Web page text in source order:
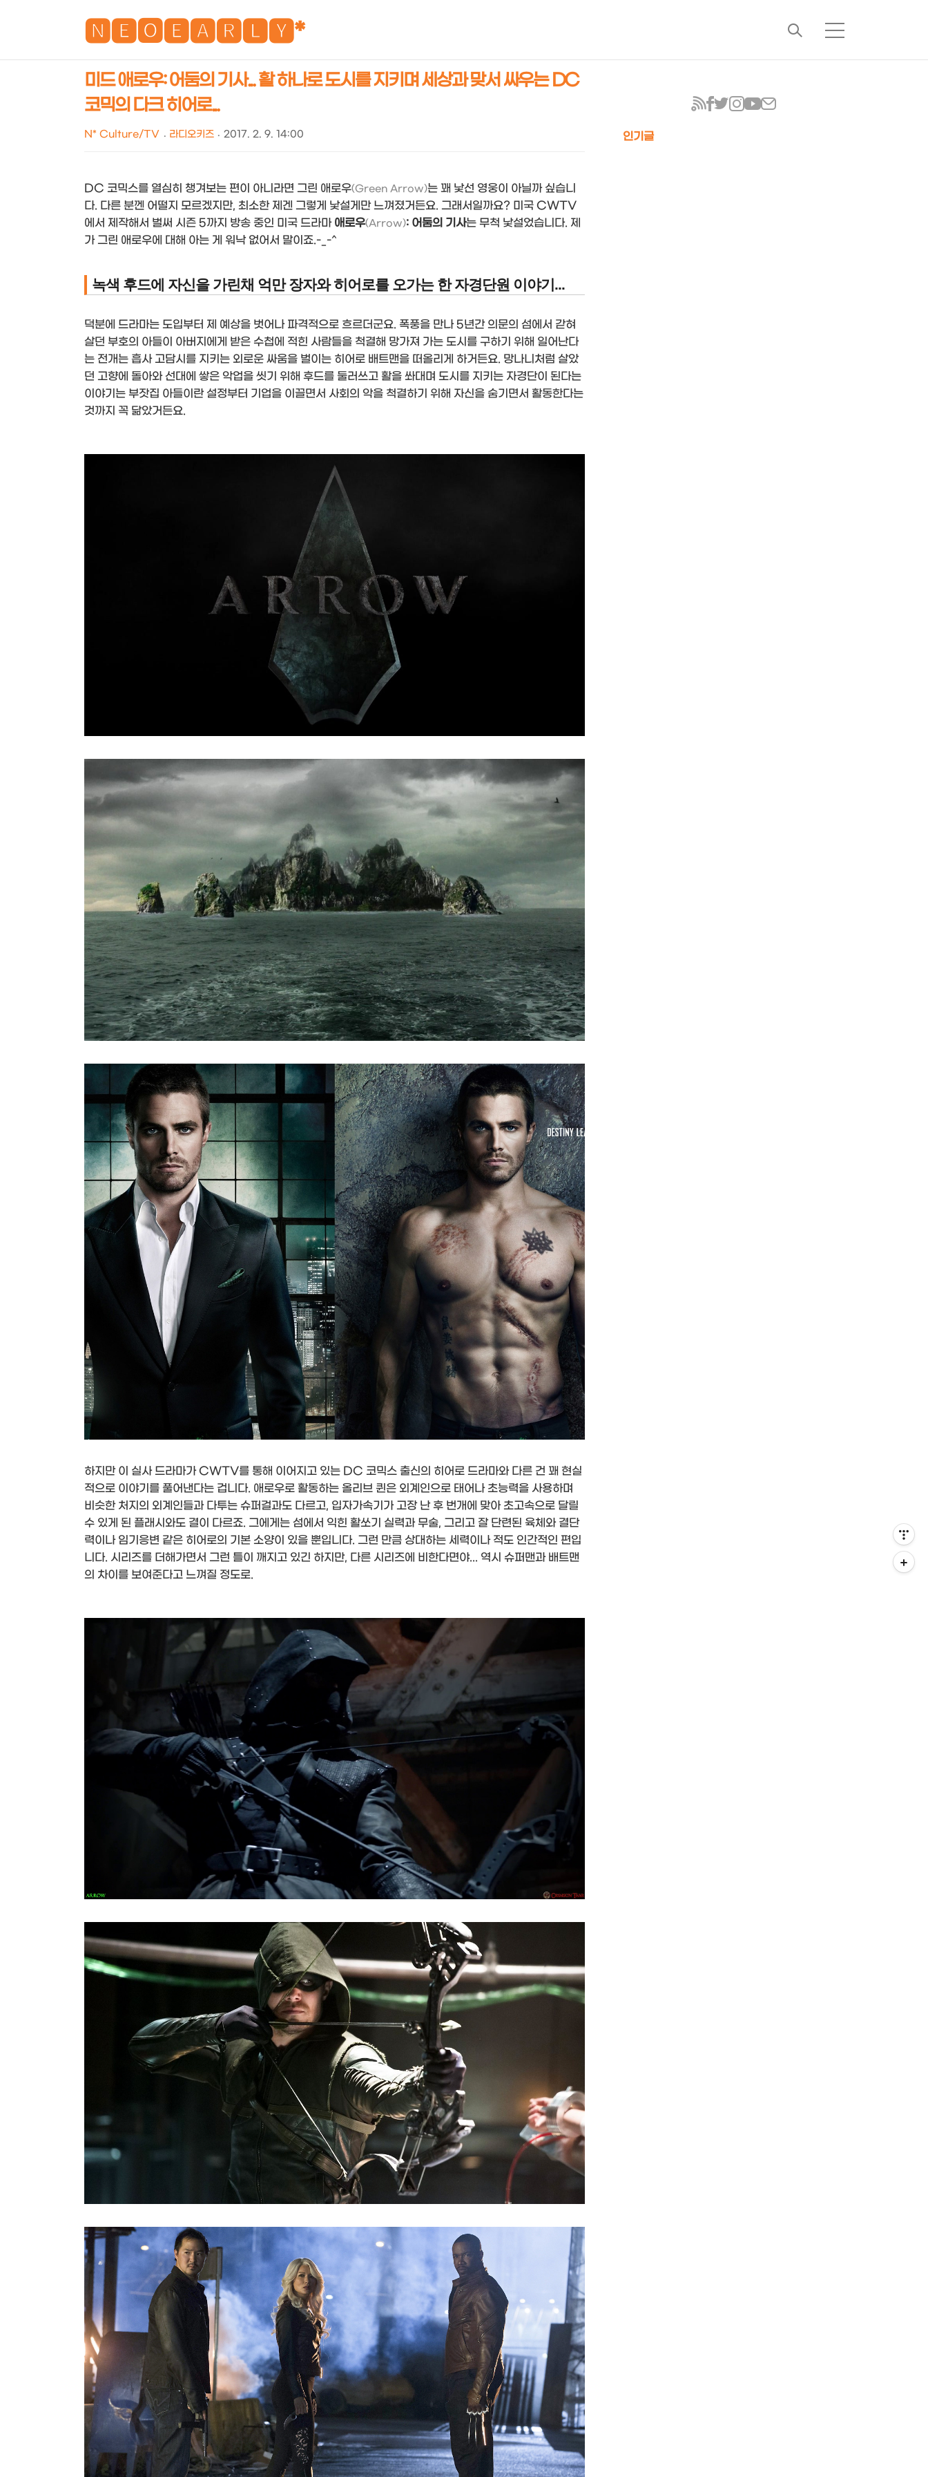
🅽🅴🅾🅴🅰🆁🅻🆈*NEOEARLY*
검
메
미드 애로우: 어둠의 기사... 활 하나로 도시를 지키며 세상과 맞서 싸우는 DC
코믹의 다크 히어로...
N* Culture/TV 라디오키즈 2017. 2. 9. 14:00
DC 코믹스를 열심히 챙겨보는 편이 아니라면 그린 애로우(Green Arrow)는 꽤 낯선 영웅이 아닐까 싶습니
다. 다른 분껜 어떨지 모르겠지만, 최소한 제겐 그렇게 낯설게만 느껴졌거든요. 그래서일까요? 미국 CWTV
에서 제작해서 벌써 시즌 5까지 방송 중인 미국 드라마 애로우(Arrow): 어둠의 기사는 무척 낯설었습니다. 제
가 그린 애로우에 대해 아는 게 워낙 없어서 말이죠.-_-^
녹색 후드에 자신을 가린채 억만 장자와 히어로를 오가는 한 자경단원 이야기...
덕분에 드라마는 도입부터 제 예상을 벗어나 파격적으로 흐르더군요. 폭풍을 만나 5년간 의문의 섬에서 갇혀
살던 부호의 아들이 아버지에게 받은 수첩에 적힌 사람들을 척결해 망가져 가는 도시를 구하기 위해 일어난다
는 전개는 흡사 고담시를 지키는 외로운 싸움을 벌이는 히어로 배트맨을 떠올리게 하거든요. 망나니처럼 살았
던 고향에 돌아와 선대에 쌓은 악업을 씻기 위해 후드를 둘러쓰고 활을 쏴대며 도시를 지키는 자경단이 된다는
이야기는 부잣집 아들이란 설정부터 기업을 이끌면서 사회의 악을 척결하기 위해 자신을 숨기면서 활동한다는
것까지 꼭 닮았거든요.
하지만 이 실사 드라마가 CWTV를 통해 이어지고 있는 DC 코믹스 출신의 히어로 드라마와 다른 건 꽤 현실
적으로 이야기를 풀어낸다는 겁니다. 애로우로 활동하는 올리브 퀸은 외계인으로 태어나 초능력을 사용하며
비슷한 처지의 외계인들과 다투는 슈퍼걸과도 다르고, 입자가속기가 고장 난 후 번개에 맞아 초고속으로 달릴
수 있게 된 플래시와도 결이 다르죠. 그에게는 섬에서 익힌 활쏘기 실력과 무술, 그리고 잘 단련된 육체와 결단
력이나 임기응변 같은 히어로의 기본 소양이 있을 뿐입니다. 그런 만큼 상대하는 세력이나 적도 인간적인 편입
니다. 시리즈를 더해가면서 그런 틀이 깨지고 있긴 하지만, 다른 시리즈에 비한다면야... 역시 슈퍼맨과 배트맨
의 차이를 보여준다고 느껴질 정도로.
인기글